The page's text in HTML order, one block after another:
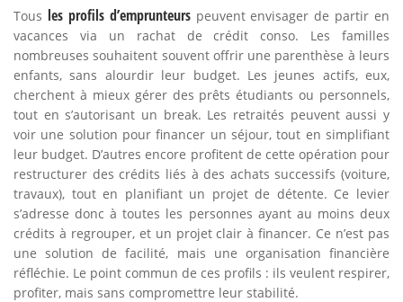
Tous les profils d’emprunteurspeuvent envisager de partir en
vacances via un rachat de crédit conso. Les familles
nombreuses souhaitent souvent offrir une parenthèse à leurs
enfants, sans alourdir leur budget. Les jeunes actifs, eux,
cherchent à mieux gérer des prêts étudiants ou personnels,
tout en s’autorisant un break. Les retraités peuvent aussi y
voir une solution pour financer un séjour, tout en simplifiant
leur budget. D’autres encore profitent de cette opération pour
restructurer des crédits liés à des achats successifs (voiture,
travaux), tout en planifiant un projet de détente. Ce levier
s’adresse donc à toutes les personnes ayant au moins deux
crédits à regrouper, et un projet clair à financer. Ce n’est pas
une solution de facilité, mais une organisation financière
réfléchie. Le point commun de ces profils : ils veulent respirer,
profiter, mais sans compromettre leur stabilité.